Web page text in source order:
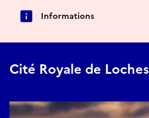
Informations
Cité Royale de Loches